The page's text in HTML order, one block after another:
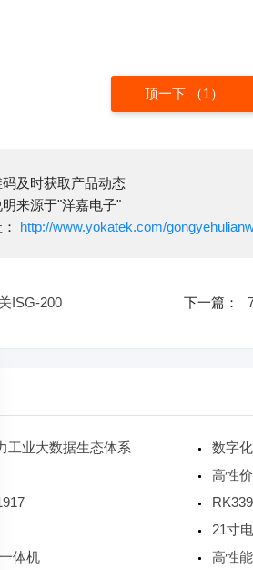
顶一下 （1）
及时获取产品动态
来源于"洋嘉电子"
http://www.yokatek.com/
ISG-200 下一篇：
工业大数据生态体系
数字
高性
21寸
体机
高性